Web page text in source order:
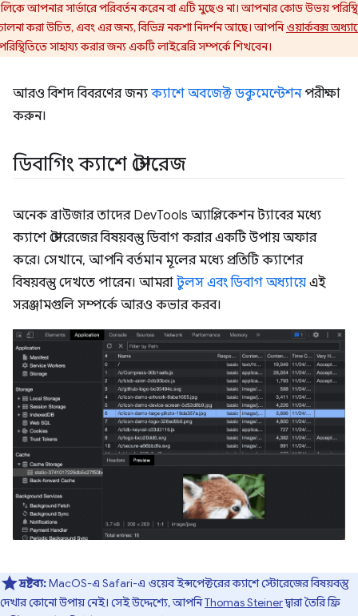
আপনার সার্ভারে পরিবর্তন করেন বা এটি মুছেও না। আপনার কোড উভয়
করা উচিত, এবং এর জন্য, বিভিন্ন নকশা নিদর্শন আছে। আপনিওয়ার্কবক্স
সাহায্য করার জন্য একটি লাইব্রেরি সম্পর্কে শিখবেন।
আরও বিশদ বিবরণের জন্য ক্যাশে অবজেক্ট ডকুমেন্টেশনপরীক্ষা
করুন।
ডিবাগিং ক্যাশে স্টোরেজ
অনেক ব্রাউজার তাদের DevTools অ্যাপ্লিকেশন ট্যাবের মধ্যে
ক্যাশে স্টোরেজের বিষয়বস্তু ডিবাগ করার একটি উপায় অফার
করে। সেখানে, আপনি বর্তমান মূলের মধ্যে প্রতিটি ক্যাশের
বিষয়বস্তু দেখতে পারেন। আমরা টুলস এবং ডিবাগ অধ্যায়ে এই
সরঞ্জামগুলি সম্পর্কে আরও কভার করব।
দ্রষ্টব্য:MacOS-এ Safari-এ ওয়েব ইন্সপেক্টরের ক্যাশে স্টোরেজের বিষয়বস্তু
দেখার কোনো উপায় নেই। সেই উদ্দেশ্যে, আপনিThomas Steinerদ্বারা তৈরি ফ্রি